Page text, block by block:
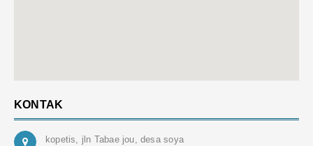
KONTAK
kopetis, jln Tabae jou, desa soya